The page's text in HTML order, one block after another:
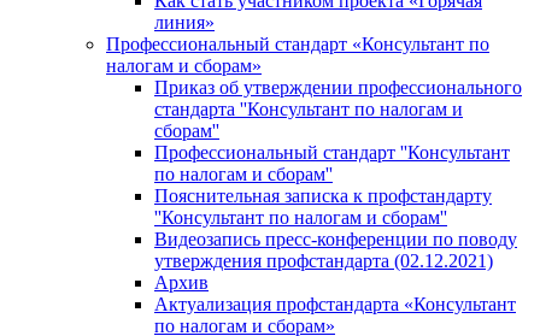
линия»
Профессиональный стандарт «Консультант по
налогам и сборам»
Приказ об утверждении профессионального
стандарта ''Консультант по налогам и
сборам''
Профессиональный стандарт ''Консультант
по налогам и сборам''
Пояснительная записка к профстандарту
''Консультант по налогам и сборам''
Видеозапись пресс-конференции по поводу
утверждения профстандарта (02.12.2021)
Архив
Актуализация профстандарта «Консультант
по налогам и сборам»